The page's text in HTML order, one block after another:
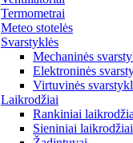
Termometrai
Meteo stotelės
Svarstyklės
Mechaninės
Elektroninės
Virtuvinės
Laikrodžiai
Rankiniai
Sieniniai laikrodžiai